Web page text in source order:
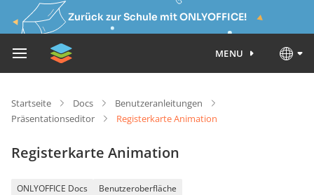
Zurück zur Schule mit ONLYOFFICE!
MENU
Startseite Docs
Benutzeranleitungen
Präsentationseditor
Registerkarte Animation
Registerkarte Animation
ONLYOFFICE Docs Benutzeroberfläche